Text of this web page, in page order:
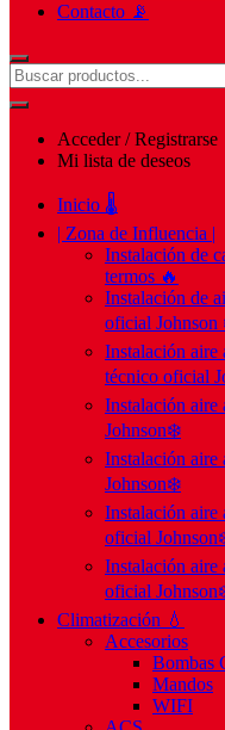
Contacto 📡
Acceder / Registrarse
Mi lista de deseos
Inicio 🌡️
| Zona de Influencia |
Instalación de
termos 🔥
Instalación de
oficial
Instalación
técnico oficial
Instalación aire
Johnson❄️
Instalación
Johnson❄️
Instalación
oficial
Instalación aire
oficial
Climatización 💧
Accesorios
Bombas
Mandos
WIFI